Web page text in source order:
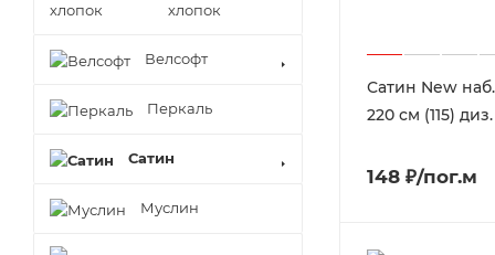
Сатин New наб.
220 см (115) диз.
148 ₽/пог.м
хлопок
Велсофт
Перкаль
Сатин
Муслин